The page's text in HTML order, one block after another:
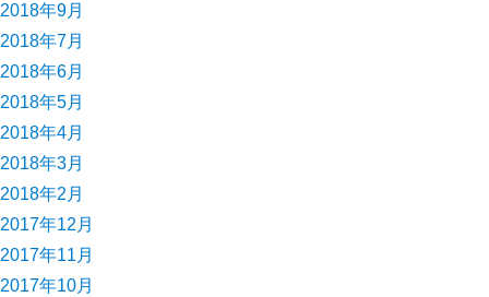
2018年9月
2018年7月
2018年6月
2018年5月
2018年4月
2018年3月
2018年2月
2017年12月
2017年11月
2017年10月